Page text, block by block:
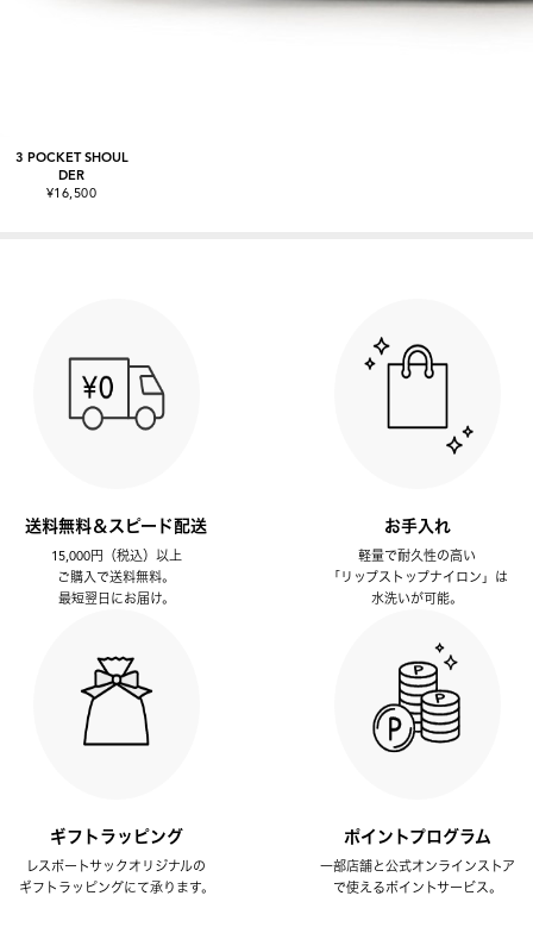
3 POCKET SHOUL
DER
¥16,500
送料無料＆スピード配送
15,000円（税込）以上
ご購入で送料無料。
最短翌日にお届け。
お手入れ
軽量で耐久性の高い
「リップストップナイロン」は
水洗いが可能。
ギフトラッピング
レスポートサックオリジナルの
ギフトラッピングにて承ります。
ポイントプログラム
一部店舗と公式オンラインストア
で使えるポイントサービス。